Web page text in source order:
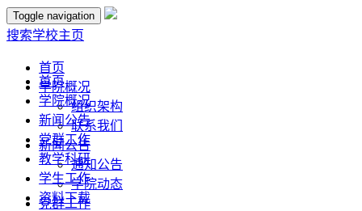
Toggle navigation
搜索学校主页
首页
学院概况
组织架构
联系我们
新闻公告
通知公告
学院动态
党群工作
首页
学院概况
新闻公告
党群工作
教学科研
学生工作
资料下载